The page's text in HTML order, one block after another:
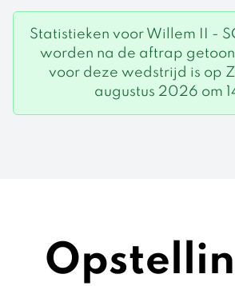
Statistieken voor Willem II -
worden na de aftrap
voor deze wedstrijd is op
augustus 2026 om